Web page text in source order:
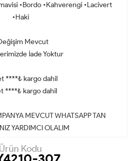
•Bordo •Kahverengi •Lacivert
•Haki
Mevcut
İade Yoktur
****₺ kargo dahil
****₺ kargo dahil
MEVCUT WHATSAPP TAN
YARDIMCI OLALIM
Ürün Kodu